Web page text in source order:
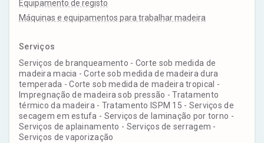
Equipamento de registo
Máquinas e equipamentos para trabalhar madeira
Serviços
Serviços de branqueamento - Corte sob medida de
madeira macia - Corte sob medida de madeira dura
temperada - Corte sob medida de madeira tropical -
Impregnação de madeira sob pressão - Tratamento
térmico da madeira - Tratamento ISPM 15 - Serviços de
secagem em estufa - Serviços de laminação por torno -
Serviços de aplainamento - Serviços de serragem -
Serviços de vaporização